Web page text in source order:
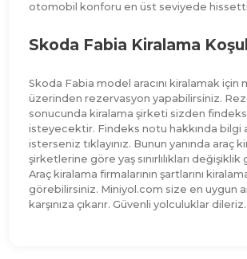
otomobil konforu en üst seviyede
Skoda Fabia Kiralama
Skoda Fabia model aracını kiralamak için
üzerinden rezervasyon yapabilirsiniz.
sonucunda kiralama şirketi sizden
isteyecektir. Findeks notu hakkında bilgi
isterseniz tıklayınız. Bunun yanında araç
şirketlerine göre yaş sınırlılıkları
Araç kiralama firmalarının şartlarını
görebilirsiniz. Miniyol.com size en uygun
karşınıza çıkarır. Güvenli yolculuklar dileriz.